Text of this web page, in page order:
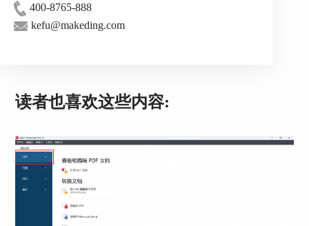
项。
如果希望任务从现有OCR项目处理图像，就选
择该选项。
•使用当前OCR项目
如果希望任务从当前OCR项目处理图像，就选
择该选项。
400-8765-888
kefu@makeding.com
读者也喜欢这些内容: